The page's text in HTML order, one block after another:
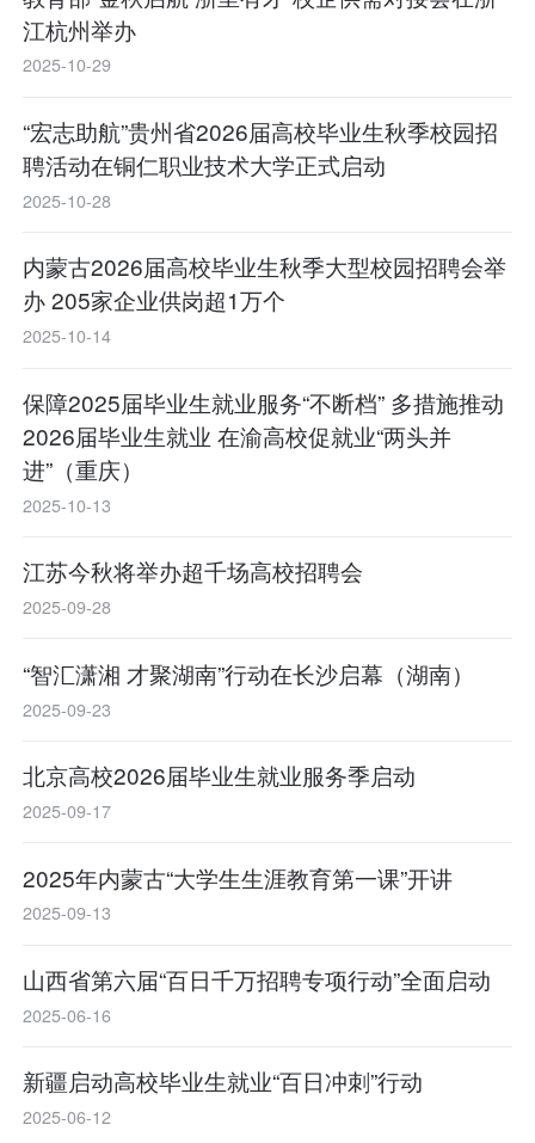
江杭州举办
2025-10-29
“宏志助航”贵州省2026届高校毕业生秋季校园招
聘活动在铜仁职业技术大学正式启动
2025-10-28
内蒙古2026届高校毕业生秋季大型校园招聘会举
办 205家企业供岗超1万个
2025-10-14
保障2025届毕业生就业服务“不断档” 多措施推动
2026届毕业生就业 在渝高校促就业“两头并
进”（重庆）
2025-10-13
江苏今秋将举办超千场高校招聘会
2025-09-28
“智汇潇湘 才聚湖南”行动在长沙启幕（湖南）
2025-09-23
北京高校2026届毕业生就业服务季启动
2025-09-17
2025年内蒙古“大学生生涯教育第一课”开讲
2025-09-13
山西省第六届“百日千万招聘专项行动”全面启动
2025-06-16
新疆启动高校毕业生就业“百日冲刺”行动
2025-06-12